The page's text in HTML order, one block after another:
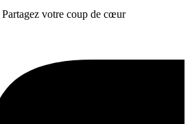
Partagez votre coup de cœur